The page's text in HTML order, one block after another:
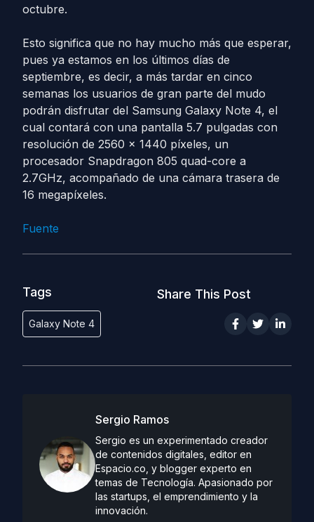
octubre.
Esto significa que no hay mucho más que esperar,
pues ya estamos en los últimos días de
septiembre, es decir, a más tardar en cinco
semanas los usuarios de gran parte del mudo
podrán disfrutar del Samsung Galaxy Note 4, el
cual contará con una pantalla 5.7 pulgadas ​con
resolución de 2560 x 1440 píxeles, un
procesador Snapdragon 805 quad-core a
2.7GHz, acompañado de una cámara trasera de
16 megapíxeles.
Fuente
Tags
Galaxy Note 4
Share This Post
Sergio Ramos
Sergio es un experimentado creador
de contenidos digitales, editor en
Espacio.co, y blogger experto en
temas de Tecnología. Apasionado por
las startups, el emprendimiento y la
innovación.